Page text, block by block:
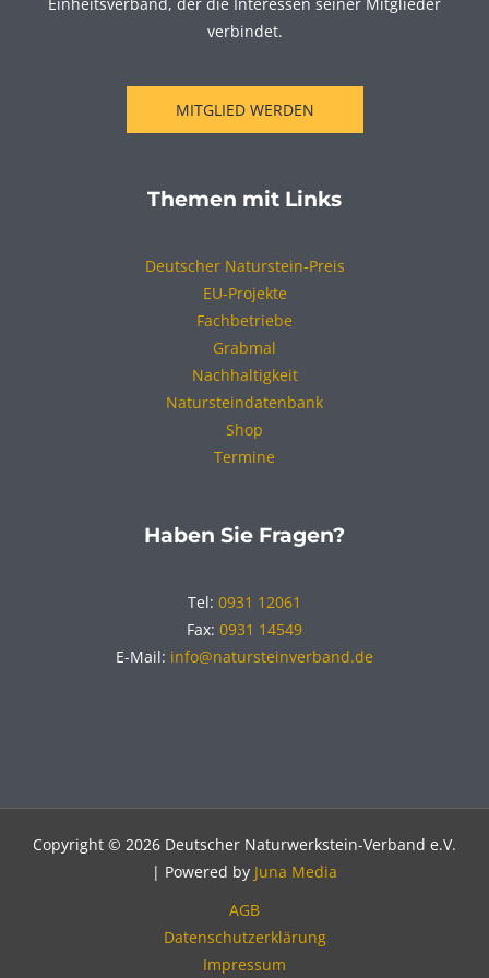
verbindet.
MITGLIED WERDEN
Themen mit Links
Deutscher Naturstein-Preis
EU-Projekte
Fachbetriebe
Grabmal
Nachhaltigkeit
Natursteindatenbank
Shop
Termine
Haben Sie Fragen?
Tel: 0931 12061
Fax: 0931 14549
E-Mail: info@natursteinverband.de
Copyright © 2026 Deutscher Naturwerkstein-Verband e.V.
| Powered by Juna Media
AGB
Datenschutzerklärung
Impressum